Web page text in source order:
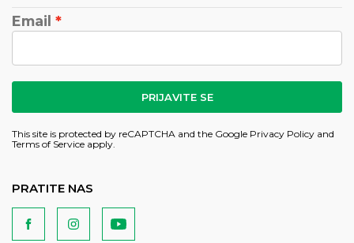
Email
PRIJAVITE SE
This site is protected by reCAPTCHA and the Google Privacy Policy and
Terms of Service apply.
PRATITE NAS